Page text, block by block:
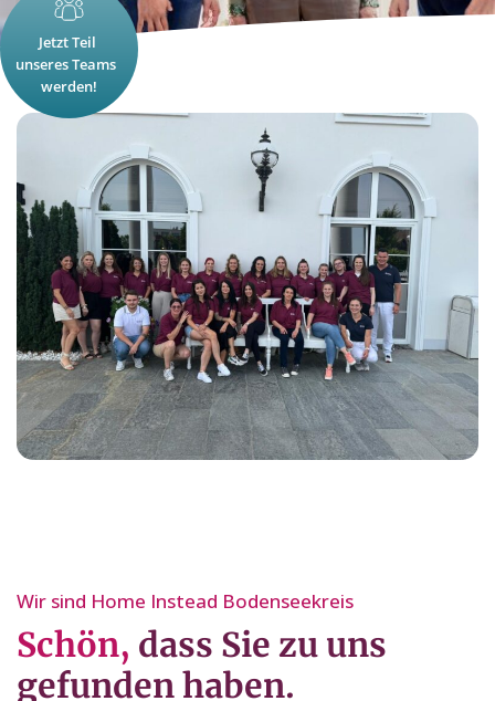
Wir sind Home Instead Bodenseekreis
Schön, dass Sie zu uns
gefunden haben.